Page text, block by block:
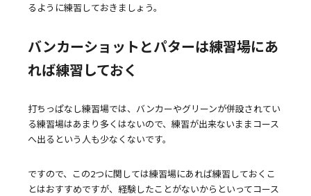
るように練習しておきましょう。
バンカーショットとパターは練習場にあ
れば練習しておく
打ちっぱなし練習場では、バンカーやグリーンが併設されてい
る練習場はあまり多くはないので、練習が出来ないままコース
へ出るという人も少なくないです。
ですので、この2つに関しては練習場にあれば練習しておくこ
とはおすすめですが、経験したことがないからといってコース